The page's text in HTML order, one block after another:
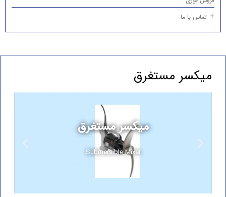
تماس با ما
میکسر مستغرق
میکسر مستغرق
Submersible Mixer